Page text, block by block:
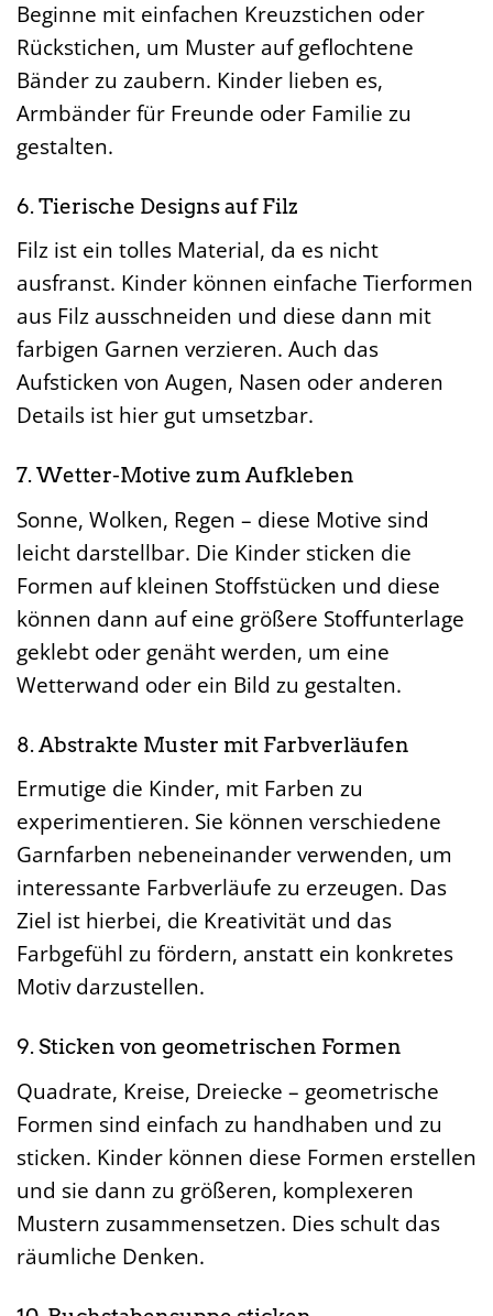
Beginne mit einfachen Kreuzstichen oder
Rückstichen, um Muster auf geflochtene
Bänder zu zaubern. Kinder lieben es,
Armbänder für Freunde oder Familie zu
gestalten.
6. Tierische Designs auf Filz
Filz ist ein tolles Material, da es nicht
ausfranst. Kinder können einfache Tierformen
aus Filz ausschneiden und diese dann mit
farbigen Garnen verzieren. Auch das
Aufsticken von Augen, Nasen oder anderen
Details ist hier gut umsetzbar.
7. Wetter-Motive zum Aufkleben
Sonne, Wolken, Regen – diese Motive sind
leicht darstellbar. Die Kinder sticken die
Formen auf kleinen Stoffstücken und diese
können dann auf eine größere Stoffunterlage
geklebt oder genäht werden, um eine
Wetterwand oder ein Bild zu gestalten.
8. Abstrakte Muster mit Farbverläufen
Ermutige die Kinder, mit Farben zu
experimentieren. Sie können verschiedene
Garnfarben nebeneinander verwenden, um
interessante Farbverläufe zu erzeugen. Das
Ziel ist hierbei, die Kreativität und das
Farbgefühl zu fördern, anstatt ein konkretes
Motiv darzustellen.
9. Sticken von geometrischen Formen
Quadrate, Kreise, Dreiecke – geometrische
Formen sind einfach zu handhaben und zu
sticken. Kinder können diese Formen erstellen
und sie dann zu größeren, komplexeren
Mustern zusammensetzen. Dies schult das
räumliche Denken.